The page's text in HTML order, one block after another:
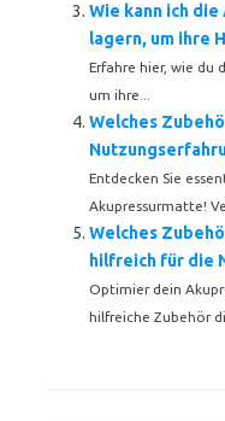
Wie kann ich
lagern, um ihre
Erfahre hier, wie du
um ihre...
Welches
Entdecken Sie
Akupressurmatte!
Welches
hilfreich für die
Optimier dein
hilfreiche Zubehör